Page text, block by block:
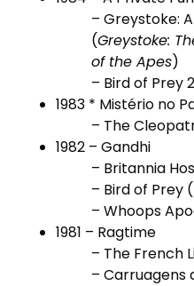
–Greystoke:
(Greystoke:
of the Apes)
– Bird of Prey 2
1983 * Mistério no
– The
1982 – Gandhi
– Britannia
– Bird of Prey (
–Whoops
1981 – Ragtime
– The French
–Carruagens